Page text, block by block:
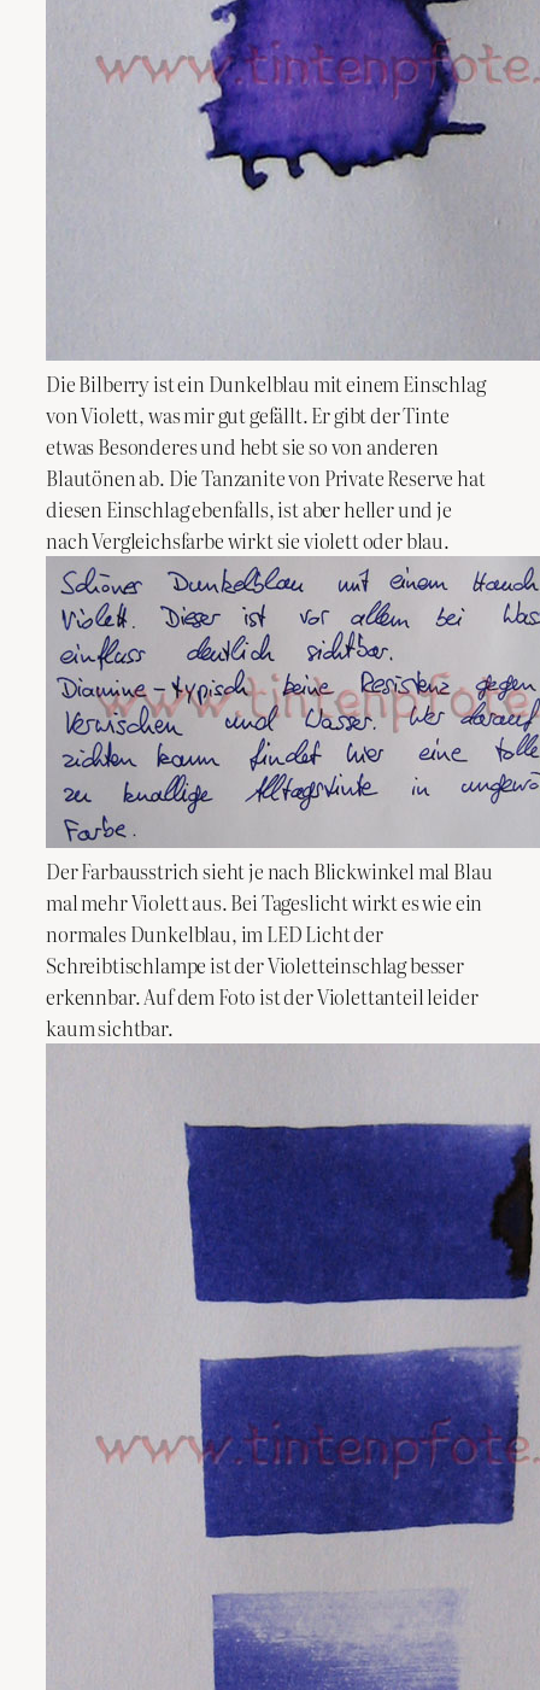
Die Bilberry ist ein Dunkelblau mit einem Einschlag
von Violett, was mir gut gefällt. Er gibt der Tinte
etwas Besonderes und hebt sie so von anderen
Blautönen ab. Die Tanzanite von Private Reserve hat
diesen Einschlag ebenfalls, ist aber heller und je
nach Vergleichsfarbe wirkt sie violett oder blau.
Der Farbausstrich sieht je nach Blickwinkel mal Blau
mal mehr Violett aus. Bei Tageslicht wirkt es wie ein
normales Dunkelblau, im LED Licht der
Schreibtischlampe ist der Violetteinschlag besser
erkennbar. Auf dem Foto ist der Violettanteil leider
kaum sichtbar.